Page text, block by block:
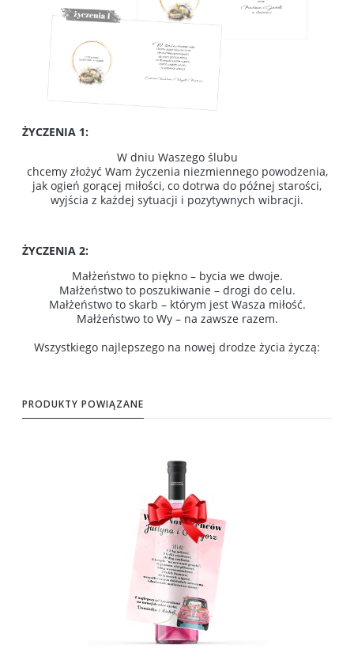
ŻYCZENIA 1:
W dniu Waszego ślubu
chcemy złożyć Wam życzenia niezmiennego powodzenia,
jak ogień gorącej miłości, co dotrwa do późnej starości,
wyjścia z każdej sytuacji i pozytywnych wibracji.
ŻYCZENIA 2:
Małżeństwo to piękno – bycia we dwoje.
Małżeństwo to poszukiwanie – drogi do celu.
Małżeństwo to skarb – którym jest Wasza miłość.
Małżeństwo to Wy – na zawsze razem.
Wszystkiego najlepszego na nowej drodze życia życzą:
PRODUKTY POWIĄZANE